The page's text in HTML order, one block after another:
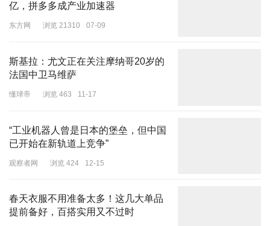
士兵射弹炮火连连
还是粗浅三点吧。
国家睦邻友好。
害中国的事情。
但我们看到，近年来，巴基斯坦境内多次恐袭，有些还特别针对我们
中国人，手段让人发指，结果让人愤怒。
亿，拼多多成产业加速器
东方网 浏览 21310 07-09
斯基拉：尤文正在关注摩纳哥20岁的
法国中卫马维萨
懂球帝 浏览 463 11-17
“工业机器人曾是日本的堡垒，但中国
已开始在新轨道上竞争”
观察者网 浏览 424 12-15
春天衣服不用准备太多！这几大单品
提前备好，百搭实用又不过时